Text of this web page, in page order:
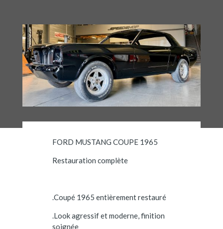
FORD MUSTANG COUPE 1965
Restauration complète
.Coupé 1965 entièrement restauré
.Look agressif et moderne, finition
soignée